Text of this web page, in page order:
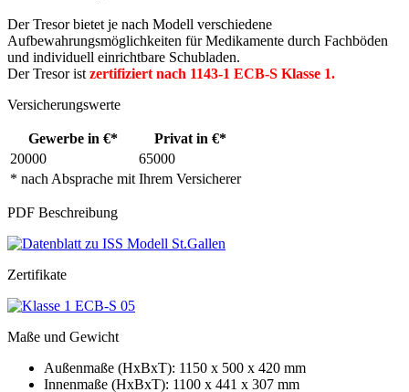
Der Tresor bietet je nach Modell verschiedene
Aufbewahrungsmöglichkeiten für Medikamente durch Fachböden
und individuell einrichtbare Schubladen.
Der Tresor ist zertifiziert nach 1143-1 ECB-S Klasse 1.
Versicherungswerte
Gewerbe in €* Privat in €*
* nach Absprache mit Ihrem Versicherer
20000 65000
PDF Beschreibung
Zertifikate
Maße und Gewicht
Außenmaße (HxBxT): 1150 x 500 x 420 mm
Innenmaße (HxBxT): 1100 x 441 x 307 mm